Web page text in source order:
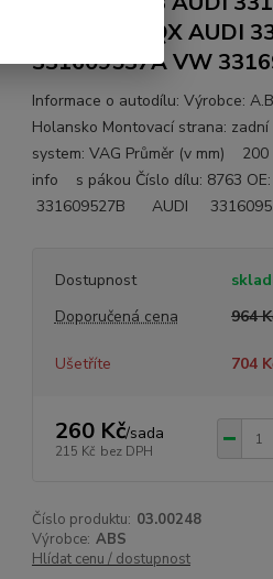
331698527QX AUDI
331609537A VW
Informace o autodílu: Výrobce:
Holansko Montovací strana:
system: VAG Průměr (v mm)
info s pákou Číslo dílu:
331609527B AUDI
Dostupnost
Doporučená cena
964
Ušetříte 704
260 Kč/sada
215 Kč bez DPH
Číslo produktu: 03.00248
Výrobce: ABS
Hlídat cenu / dostupnost